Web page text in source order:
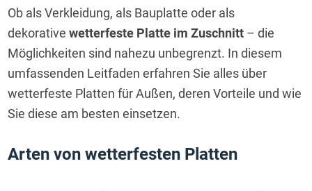
Ob als Verkleidung, als Bauplatte oder als
dekorative wetterfeste Platte im Zuschnitt – die
Möglichkeiten sind nahezu unbegrenzt. In diesem
umfassenden Leitfaden erfahren Sie alles über
wetterfeste Platten für Außen, deren Vorteile und wie
Sie diese am besten einsetzen.
Arten von wetterfesten Platten